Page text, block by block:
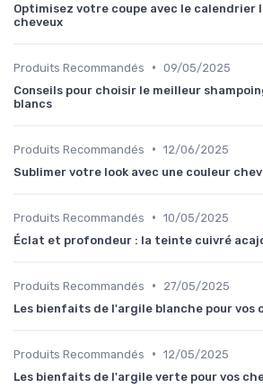
Optimisez votre coupe avec le calendrier
cheveux
Produits Recommandés • 09/05/2025
Conseils pour choisir le meilleur
blancs
Produits Recommandés • 12/06/2025
Sublimer votre look avec une couleur
Produits Recommandés • 10/05/2025
Éclat et profondeur : la teinte cuivré
Produits Recommandés •
27/05/2025
Les bienfaits de l'argile blanche pour vos
Produits Recommandés • 12/05/2025
Les bienfaits de l'argile verte pour vos